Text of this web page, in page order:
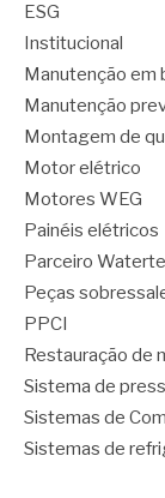
ESG
Institucional
Manutenção em
Manutenção
Montagem de
Motor elétrico
Motores WEG
Painéis elétricos
Parceiro
Peças
PPCI
Restauração de
Sistema de
Sistemas de
Sistemas de